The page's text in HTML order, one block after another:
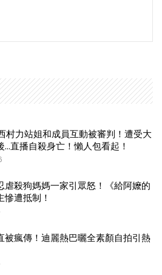
村力站姐和成員互動被審判！遭受大
…直播自殺身亡！懶人包看起！
虐殺狗媽媽一家引眾怒！《給阿嬤的
慘遭抵制！
被瘋傳！迪麗熱巴曬全素顏自拍引熱